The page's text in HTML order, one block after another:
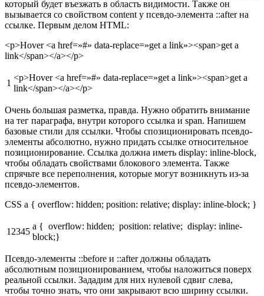
который будет въезжать в область видимости. Также он
вызывается со свойством content у псевдо-элемента ::after на
ссылке. Первым делом HTML:
<p>Hover <a href=»#» data-replace=»get a link»><span>get a
link</span></a></p>
1
<p>Hover <a href=»#» data-replace=»get a link»><span>get a
link</span></a></p>
Очень большая разметка, правда. Нужно обратить внимание
на тег параграфа, внутри которого ссылка и span. Напишем
базовые стили для ссылки. Чтобы спозиционировать псевдо-
элементы абсолютно, нужно придать ссылке относительное
позиционирование. Ссылка должна иметь display: inline-block,
чтобы обладать свойствами блокового элемента. Также
спрячьте все переполнения, которые могут возникнуть из-за
псевдо-элементов.
CSS a { overflow: hidden; position: relative; display: inline-block; }
12345
a { overflow: hidden; position: relative; display: inline-
block;}
Псевдо-элементы ::before и ::after должны обладать
абсолютным позиционированием, чтобы наложиться поверх
реальной ссылки. Зададим для них нулевой сдвиг слева,
чтобы точно знать, что они закрывают всю ширину ссылки.